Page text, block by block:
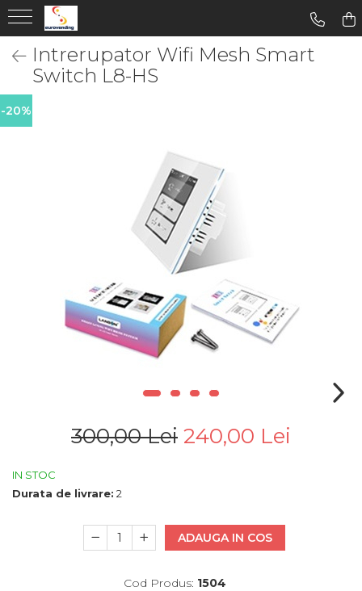
Intrerupator Wifi Mesh Smart
Switch L8-HS
-20%
300,00 Lei 240,00 Lei
IN STOC
Durata de livrare: 2
ADAUGA IN COS
Cod Produs: 1504